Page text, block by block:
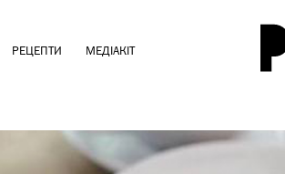
РЕЦЕПТИ МЕДІАКІТ